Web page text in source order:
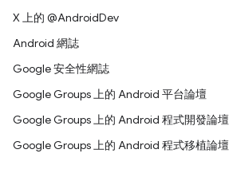
X 上的 @AndroidDev
Android 網誌
Google 安全性網誌
Google Groups 上的 Android 平台論壇
Google Groups 上的 Android 程式開發論壇
Google Groups 上的 Android 程式移植論壇